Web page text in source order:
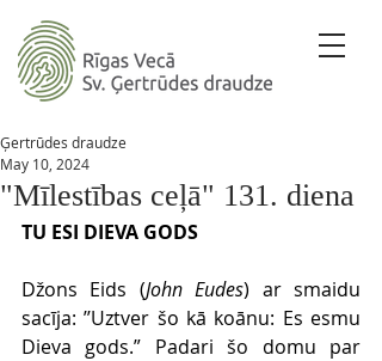
"Mīlestības ceļā" 131. diena
Ģertrūdes draudze
May 10, 2024
TU ESI DIEVA GODS
Džons Eids (John Eudes) ar smaidu
sacīja: ’’Uztver šo kā koānu: Es esmu
Dieva gods.” Padari šo domu par